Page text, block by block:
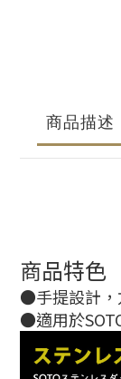
商品描述
商品特色
●手提設計，
●適用於